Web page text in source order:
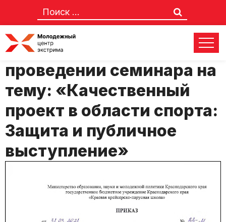
Приказ об организации и
проведении семинара на
тему: «Качественный
проект в области спорта:
Защита и публичное
выступление»